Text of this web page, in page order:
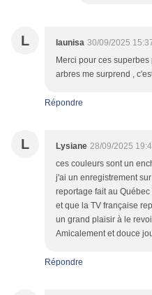
L launisa 30/09/2025
Merci pour ces
arbres me surprend ,
Répondre
L Lysiane 28/09/2025
ces couleurs sont un
j'ai un enregistrement
reportage fait au
et que la TV française
un grand plaisir à le
Amicalement et douce
Répondre